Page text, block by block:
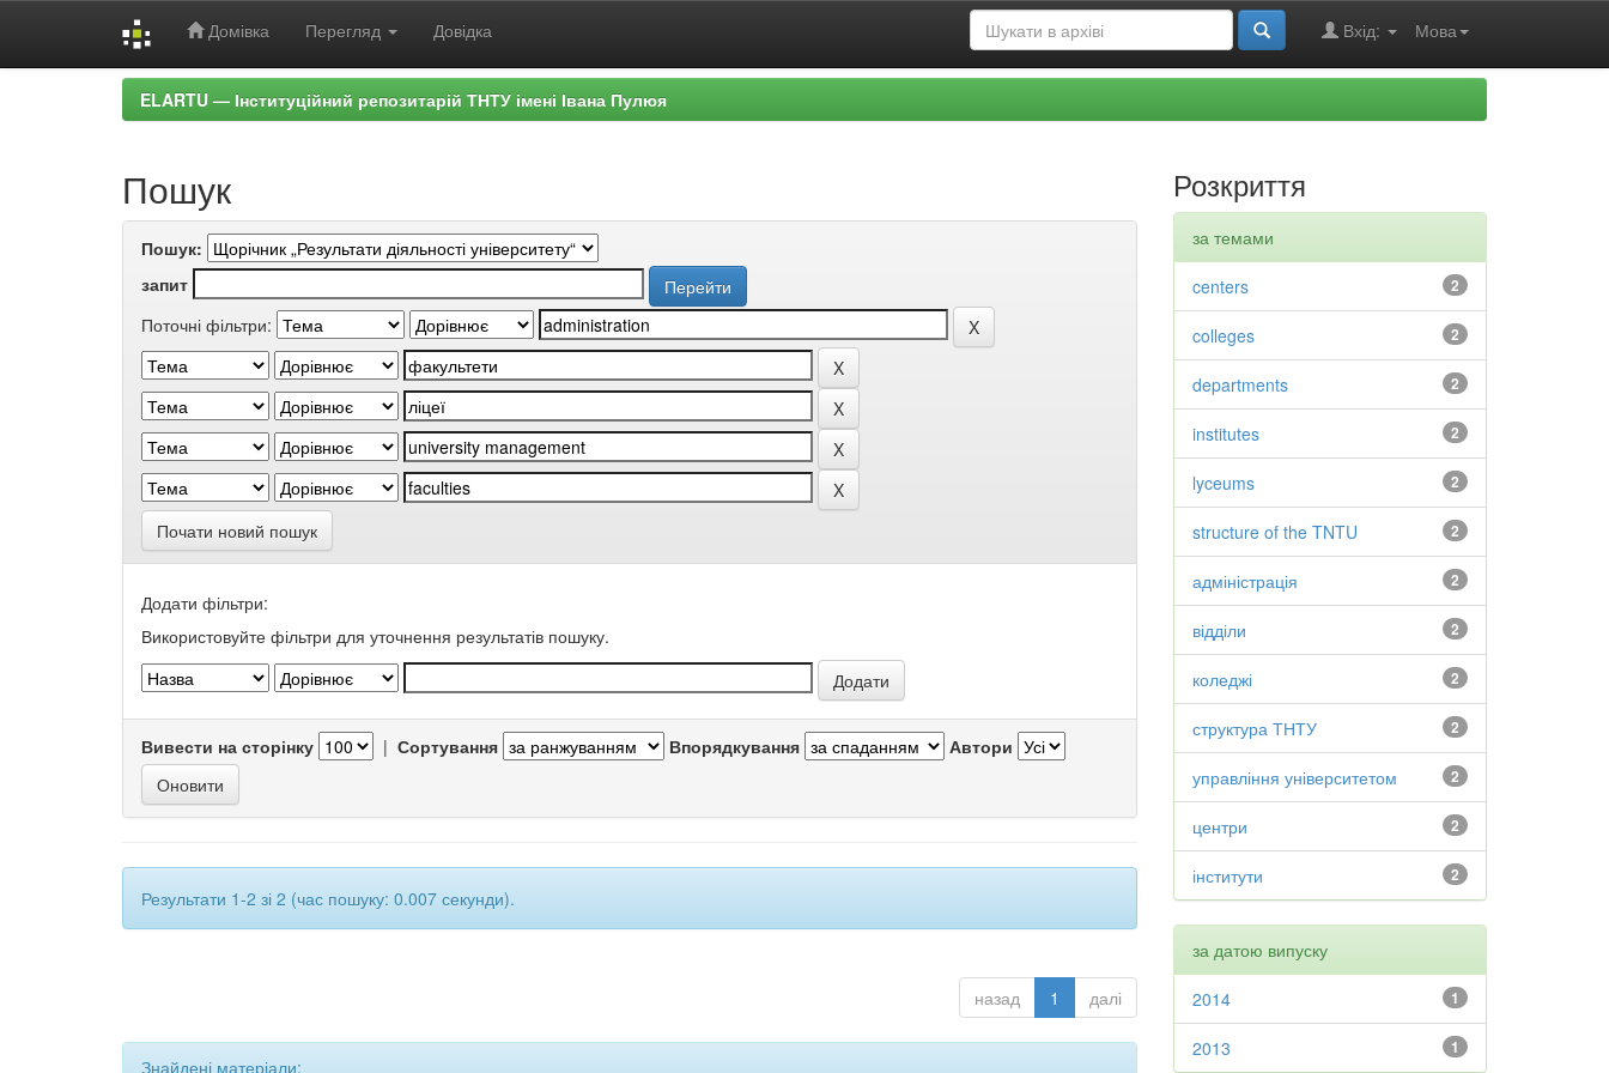
Домівка Перегляд Довідка Мова
Вхід:
ELARTU — Інституційний репозитарій ТНТУ імені Івана Пулюя
Пошук
Пошук:
запит
Поточні фільтри:
Почати новий пошук
Додати фільтри:
Використовуйте фільтри для уточнення результатів пошуку.
Вивести на сторінку | Сортування Впорядкування Автори
Результати 1-2 зі 2 (час пошуку: 0.007 секунди).
назад 1 далі
Знайдені матеріали:
Розкриття
за темами
2
centers
2
colleges
2
departments
2
institutes
2
lyceums
2
structure of the TNTU
2
адміністрація
2
відділи
2
коледжі
2
структура ТНТУ
2
управління університетом
2
центри
2
інститути
за датою випуску
1
2014
1
2013